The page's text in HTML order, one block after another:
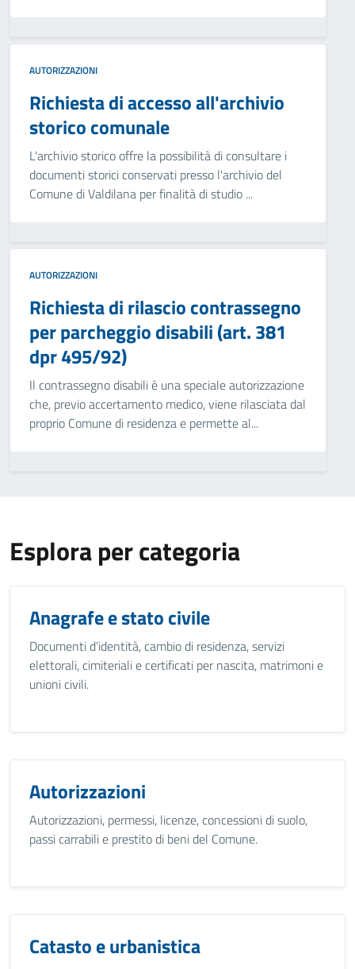
AUTORIZZAZIONI
Richiesta di accesso all'archivio
storico comunale
L'archivio storico offre la possibilità di consultare i
documenti storici conservati presso l'archivio del
Comune di Valdilana per finalità di studio ...
AUTORIZZAZIONI
Richiesta di rilascio contrassegno
per parcheggio disabili (art. 381
dpr 495/92)
Il contrassegno disabili è una speciale autorizzazione
che, previo accertamento medico, viene rilasciata dal
proprio Comune di residenza e permette al...
Esplora per categoria
Anagrafe e stato civile
Documenti d’identità, cambio di residenza, servizi
elettorali, cimiteriali e certificati per nascita, matrimoni e
unioni civili.
Autorizzazioni
Autorizzazioni, permessi, licenze, concessioni di suolo,
passi carrabili e prestito di beni del Comune.
Catasto e urbanistica